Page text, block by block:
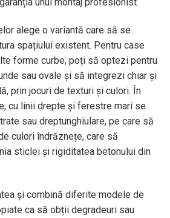
alege o variantă care să se
spațiului existent. Pentru case
forme curbe, poți să optezi pentru
sau ovale și să integrezi chiar și
prin jocuri de texturi și culori. În
cu linii drepte și ferestre mari se
sau dreptunghiulare, pe care să
culori îndrăznețe, care să
sticlei și rigiditatea betonului din
și combină diferite modele de
ca să obții degradeuri sau